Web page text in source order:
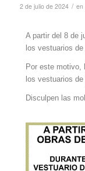
2 de julio de 2024 / en
A partir del 8 de
los vestuarios
Por este motivo,
los vestuarios
Disculpen las